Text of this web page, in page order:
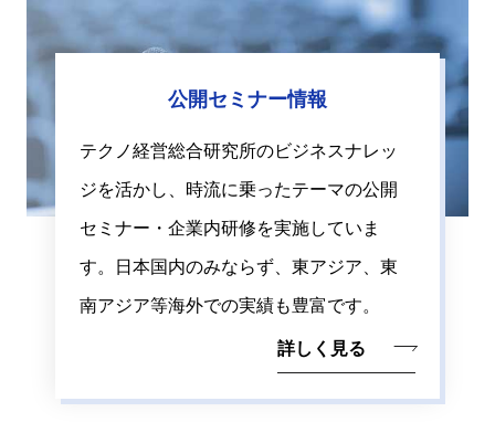
公開セミナー情報
テクノ経営総合研究所のビジネスナレッ
ジを活かし、時流に乗ったテーマの公開
セミナー・企業内研修を実施していま
す。日本国内のみならず、東アジア、東
南アジア等海外での実績も豊富です。
詳しく見る